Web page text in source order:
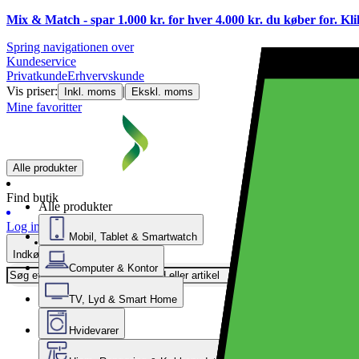
Mix & Match - spar 1.000 kr. for hver 4.000 kr. du køber for.
Spring navigationen over
Kundeservice
PrivatkundeErhvervskunde
Vis priser:
Inkl. moms | Ekskl. moms
Mine favoritter
Alle produkter
Find butik
Log ind
Indkøbskurv
Alle produkter
Mobil, Tablet & Smartwatch
Computer & Kontor
TV, Lyd & Smart Home
Hvidevarer